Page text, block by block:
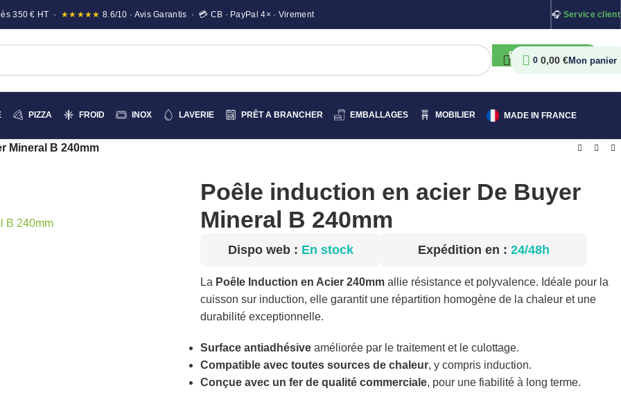
350 € HT · ★★★★★ 8.6/10 · Avis Garantis · 💳 CB · PayPal 4× · Virement 🎧 Service client
RECHERCHER
0 0,00 €
PIZZA FROID INOX LAVERIE PRÊT A BRANCHER EMBALLAGES MOBILIER MADE IN FRANCE
Mineral B 240mm
Poêle induction en acier De Buyer
Mineral B 240mm
Dispo web : En stock Expédition en :24/48h
La Poêle Induction en Acier 240mm allie résistance et polyvalence. Idéale pour la
cuisson sur induction, elle garantit une répartition homogène de la chaleur et une
durabilité exceptionnelle.
Surface antiadhésive améliorée par le traitement et le culottage.
Compatible avec toutes sources de chaleur, y compris induction.
Conçue avec un fer de qualité commerciale, pour une fiabilité à long terme.